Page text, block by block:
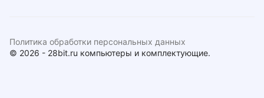
© 2026 - 28bit.ru компьютеры и комплектующие.
Политика обработки персональных данных